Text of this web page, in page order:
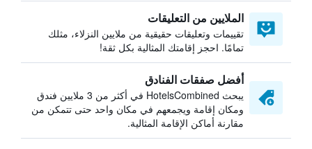
الملايين من التعليقات
تقييمات وتعليقات حقيقية من ملايين النزلاء، مثلك
تمامًا. احجز إقامتك المثالية بكل ثقة!
أفضل صفقات الفنادق
يبحث HotelsCombined في أكثر من 3 ملايين فندق
ومكان إقامة ويجمعهم في مكان واحد حتى تتمكن من
مقارنة أماكن الإقامة المثالية.